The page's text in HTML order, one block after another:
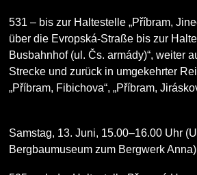
531 – bis zur Haltestelle „Příbram,
über die Evropská-Straße bis zur
Busbahnhof (ul. Čs. armády)“, weiter
Strecke und zurück in umgekehrter
„Příbram, Fibichova“, „Příbram,
Samstag, 13. Juni, 15.00–16.00 Uhr
Bergbaumuseum zum Bergwerk Anna)